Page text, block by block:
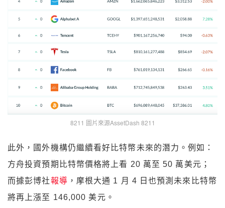
8211 圖片來源AssetDash 8211
此外，國外機構仍繼續看好比特幣未來的潛力。例如：
方舟投資預期比特幣價格將上看 20 萬至 50 萬美元；
而據彭博社報導 ，摩根大通 1 月 4 日也預測未來比特幣
將再上漲至 146,000 美元。